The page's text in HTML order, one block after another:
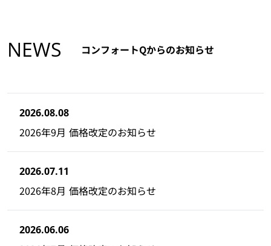
NEWS コンフォートQからのお知らせ
2026.08.08
2026年9月 価格改定のお知らせ
2026.07.11
2026年8月 価格改定のお知らせ
2026.06.06